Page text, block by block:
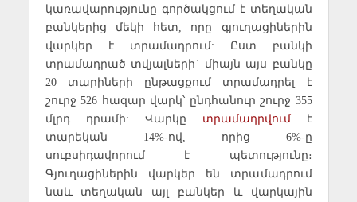
կառավարությունը գործակցում է տեղական
բանկերից մեկի հետ, որը գյուղացիներին
վարկեր է տրամադրում: Ըստ բանկի
տրամադրած տվյալների` միայն այս բանկը
20 տարիների ընթացքում տրամադրել է
շուրջ 526 հազար վարկ՝ ընդհանուր շուրջ 355
մլրդ դրամի: Վարկը տրամադրվումէ
տարեկան 14%-ով, որից 6%-ը
սուբսիդավորում է պետությունը։
Գյուղացիներին վարկեր են տրամադրում
նաև տեղական այլ բանկեր և վարկային